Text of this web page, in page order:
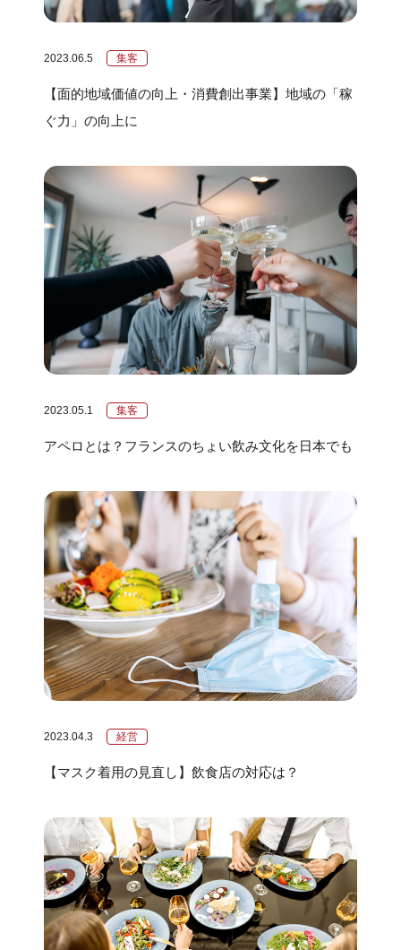
2023.06.5 集客
【面的地域価値の向上・消費創出事業】地域の「稼
ぐ力」の向上に
2023.05.1 集客
アペロとは？フランスのちょい飲み文化を日本でも
2023.04.3 経営
【マスク着用の見直し】飲食店の対応は？